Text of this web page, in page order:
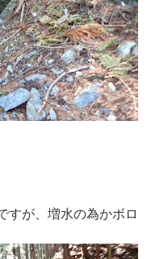
すが、増水の為かボロ